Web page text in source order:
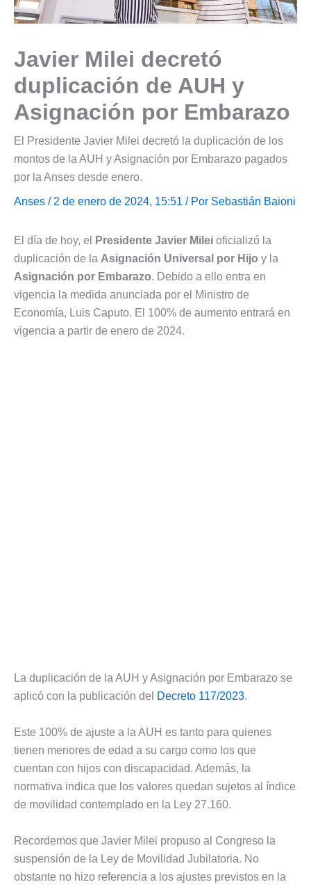
Javier Milei decretó
duplicación de AUH y
Asignación por Embarazo
El Presidente Javier Milei decretó la duplicación de los
montos de la AUH y Asignación por Embarazo pagados
por la Anses desde enero.
Anses / 2 de enero de 2024, 15:51 / Por Sebastián Baioni
El día de hoy, el Presidente Javier Milei oficializó la
duplicación de la Asignación Universal por Hijo y la
Asignación por Embarazo. Debido a ello entra en
vigencia la medida anunciada por el Ministro de
Economía, Luis Caputo. El 100% de aumento entrará en
vigencia a partir de enero de 2024.
La duplicación de la AUH y Asignación por Embarazo se
aplicó con la publicación del
Decreto 117/2023.
Este 100% de ajuste a la AUH es tanto para quienes
tienen menores de edad a su cargo como los que
cuentan con hijos con discapacidad. Además, la
normativa indica que los valores quedan sujetos al índice
de movilidad contemplado en la Ley 27.160.
Recordemos que Javier Milei propuso al Congreso la
suspensión de la Ley de Movilidad Jubilatoria. No
obstante no hizo referencia a los ajustes previstos en la